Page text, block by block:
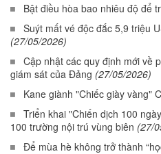
Bật điều hòa bao nhiêu độ để
Suýt mất vé độc đắc 5,9 triệu
(27/05/2026)
Cập nhật các quy định mới về
giám sát của Đảng (27/05/2026)
Kane giành "Chiếc giày vàng"
Triển khai "Chiến dịch 100
100 trường nội trú vùng biên (27/
Để mùa hè không trở thành